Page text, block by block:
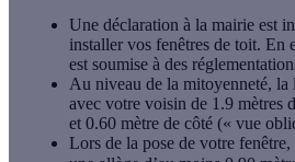
Une déclaration à la mairie est
installer vos fenêtres de toit. En
est soumise à des
Au niveau de la mitoyenneté, la
avec votre voisin de 1.9 mètres
et 0.60 mètre de côté (« vue
Lors de la pose de votre fenêtre,